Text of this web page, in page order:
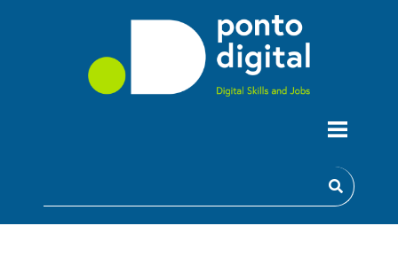
“MAPEAMENTO DAS NECESSIDADES DE
COMPETÊNCIAS NA ÁREA DAS TICE
FORMATIVA”